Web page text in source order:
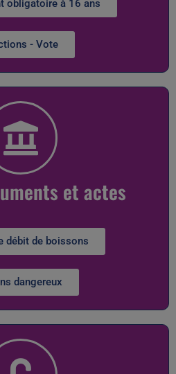
obligatoire à 16 ans
- Vote
et actes
débit de boissons
dangereux